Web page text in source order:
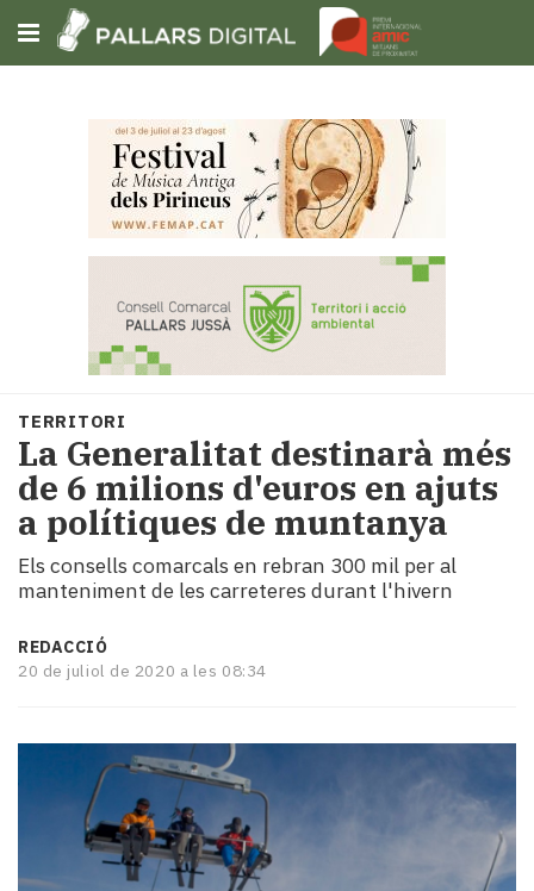
Subscriu-t'hi
Portada
Societat
Política
i
municipis
Economia
turisme
Esports
Mai
i
mitjans
temps
Reportatges
Entrevistes
TERRITORI
La Generalitat destinarà més
de 6 milions d'euros en ajuts
a polítiques de muntanya
Els consells comarcals en rebran 300 mil per al
manteniment de les carreteres durant l'hivern
REDACCIÓ
20 de juliol de 2020 a les 08:34